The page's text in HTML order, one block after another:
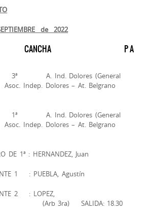
de 2022
CANCHA P A
Ind. Dolores (General
Dolores – At. Belgrano
Ind. Dolores (General
Dolores – At. Belgrano
1ª : HERNANDEZ, Juan
: PUEBLA, Agustín
2 : LOPEZ,
3ra) SALIDA: 18.30